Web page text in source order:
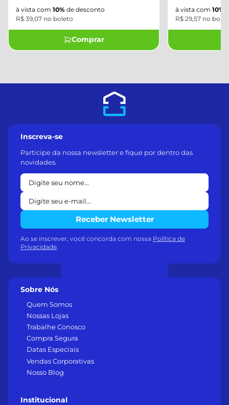
à vista com 10% de desconto
R$ 39,07 no boleto
Comprar
à vista com 10%
R$ 29,57 no
Sobre Nós
Quem Somos
Nossas Lojas
Trabalhe Conosco
Compra Segura
Datas Especiais
Vendas Corporativas
Nosso Blog
Institucional
Inscreva-se
Participe da nossa newsletter e fique por dentro das
novidades.
Receber Newsletter
Ao se inscrever, você concorda com nossa Política de
Privacidade